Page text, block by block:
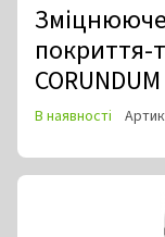
покриття-
В наявності